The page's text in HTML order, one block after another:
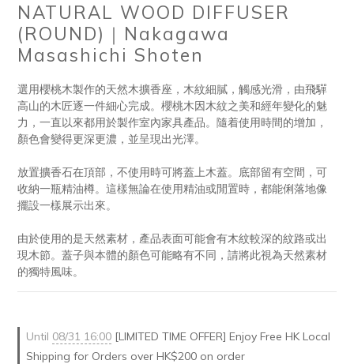
NATURAL WOOD DIFFUSER
(ROUND)｜Nakagawa
Masashichi Shoten
選用櫻桃木製作的天然木擴香座，木紋細膩，觸感光滑，由飛驒
高山的木匠逐一件細心完成。櫻桃木因木紋之美和經年變化的魅
力，一直以來都用於製作室內家具產品。隨着使用時間的增加，
顏色會變得更深更濃，並呈現出光澤。
放置擴香石在頂部，不使用時可將蓋上木蓋。底部留有空間，可
收納一瓶精油樽。這樣無論在使用精油或閒置時，都能俐落地像
擺設一樣展示出來。
由於使用的是天然素材，產品表面可能會有木紋較深的紋路或出
現木節。蓋子與本體的顏色可能略有不同，請將此視為天然素材
的獨特風味。
Until 08/31 16:00 [LIMITED TIME OFFER] Enjoy Free HK Local
Shipping for Orders over HK$200 on order